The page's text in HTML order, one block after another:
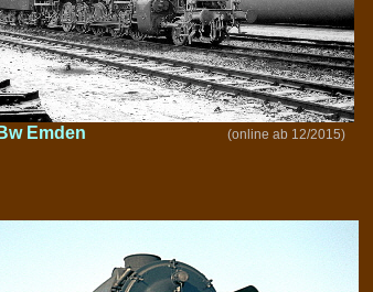
im Bw Emden (online ab 12/2015)